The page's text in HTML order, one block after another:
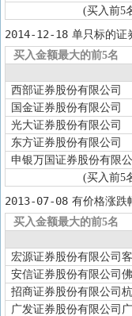
(买入前5
2014-12-18 单只标的证
买入金额最大的前5名
西部证券股份有限公司
国金证券股份有限公司
光大证券股份有限公司
东方证券股份有限公司
申银万国证券股份有限公
(买入前5
2013-07-08 有价格涨跌
买入金额最大的前5名
宏源证券股份有限公司
安信证券股份有限公司
招商证券股份有限公司
广发证券股份有限公司